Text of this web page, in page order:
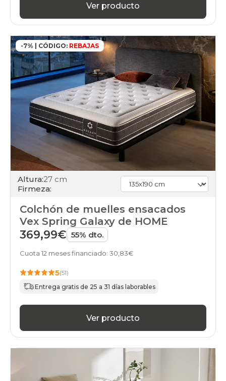
Ver producto
-7% | CÓDIGO: REBAJAS
Altura:27 cm
Firmeza:
Colchón de muelles ensacados
Vex Spring Galaxy de HOME
369,99€ 55% dto.
Cuota 12 meses financiado: 30,83€
5(51)
Entrega gratis de 25 a 31 días laborables
Ver producto